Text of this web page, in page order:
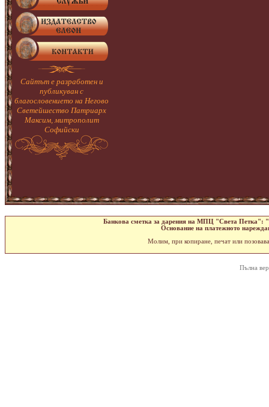
Сайтът е разработен и
публикуван с
благословението на Негово
Светейшество Патриарх
Максим, митрополит
Софийски
Банкова сметка за дарения на МПЦ "Света Петка":
Основание на платежното
Молим, при копиране, печат или
Пълна